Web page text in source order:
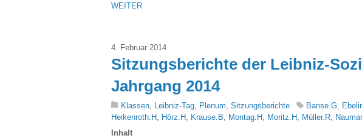
WEITER
4. Februar 2014
Sitzungsberichte der Leibniz-
Jahrgang 2014
Klassen Leibniz-Tag Plenum Sitzungsberichte Banse.G
Heikenroth.H Hörz.H Krause.B Montag.H Moritz.H Müller.R
Inhalt